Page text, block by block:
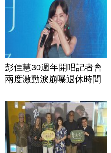
彭佳慧30週年開唱記者會
兩度激動淚崩曝退休時間